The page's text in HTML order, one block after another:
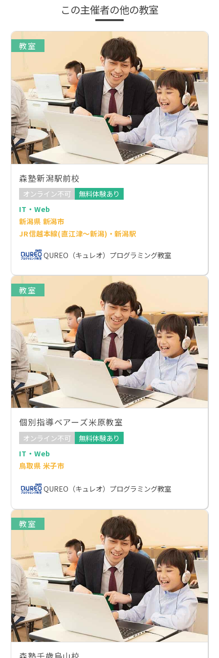
この主催者の他の教室
教室
森塾新潟駅前校
オンライン不可
無料体験あり
IT・Web
新潟県 新潟市
JR信越本線(直江津～新潟)・新潟駅
QUREO（キュレオ）プログラミング教室
教室
個別指導ベアーズ米原教室
オンライン不可
無料体験あり
IT・Web
鳥取県 米子市
QUREO（キュレオ）プログラミング教室
教室